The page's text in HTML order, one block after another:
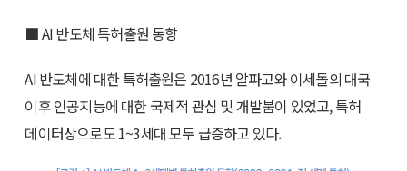
■ AI 반도체 특허출원 동향
AI 반도체에 대한 특허출원은 2016년 알파고와 이세돌의 대국
이후 인공지능에 대한 국제적 관심 및 개발붐이 있었고, 특허
데이터상으로도 1~3세대 모두 급증하고 있다.